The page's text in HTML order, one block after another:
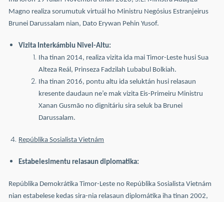
Magno realiza sorumutuk virtuál ho Ministru Negósius Estranjeirus
Brunei Darussalam nian, Dato Erywan Pehin Yusof.
Vizita Interkámbiu Nivel-Altu:
Iha tinan 2014, realiza vizita ida mai Timor-Leste husi Sua
Alteza Reál, Prinseza Fadzilah Lubabul Bolkiah.
Iha tinan 2016, pontu altu ida seluktán husi relasaun
kresente daudaun ne’e mak vizita Eis-Primeiru Ministru
Xanan Gusmão no dignitáriu sira seluk ba Brunei
Darussalam.
Repúblika Sosialista Vietnám
Estabelesimentu relasaun diplomatika:
Repúblika Demokrátika Timor-Leste no Repúblika Sosialista Vietnám
nian estabelese kedas sira-nia relasaun diplomátika iha tinan 2002,